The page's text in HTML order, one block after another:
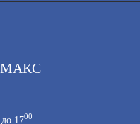
до 1700